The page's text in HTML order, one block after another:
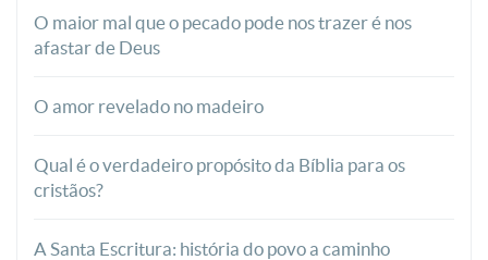
O maior mal que o pecado pode nos trazer é nos
afastar de Deus
O amor revelado no madeiro
Qual é o verdadeiro propósito da Bíblia para os
cristãos?
A Santa Escritura: história do povo a caminho